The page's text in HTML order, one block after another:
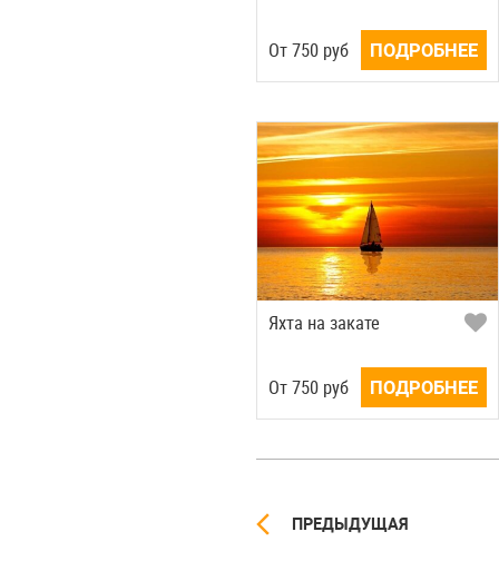
Oт750руб ПОДРОБНЕЕ
Яхта на закате
Oт750руб ПОДРОБНЕЕ
ПРЕДЫДУЩАЯ